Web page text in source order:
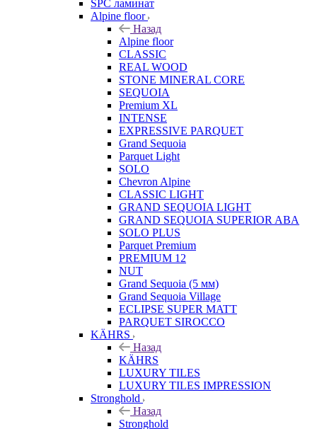
SPC ламинат
Alpine floor
Назад
Alpine floor
CLASSIC
REAL WOOD
STONE MINERAL CORE
SEQUOIA
Premium XL
INTENSE
EXPRESSIVE PARQUET
Grand Sequoia
Parquet Light
SOLO
Chevron Alpine
CLASSIC LIGHT
GRAND SEQUOIA LIGHT
GRAND SEQUOIA SUPERIOR ABA
SOLO PLUS
Parquet Premium
PREMIUM 12
NUT
Grand Sequoia (5 мм)
Grand Sequoia Village
ECLIPSE SUPER MATT
PARQUET SIROCCO
KÄHRS
Назад
KÄHRS
LUXURY TILES
LUXURY TILES IMPRESSION
Stronghold
Назад
Stronghold